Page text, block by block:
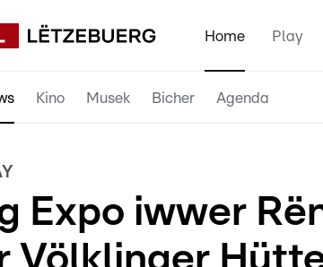
Home Play
Kino Musek Bicher Agenda
Expo iwwer